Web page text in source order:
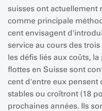
suisses ont actuellement
comme principale
cent envisagent
service au cours des
les défis liés aux coûts,
flottes en Suisse sont
cent d'entre eux pensent
stables ou croîtront (18
prochaines années. Ils